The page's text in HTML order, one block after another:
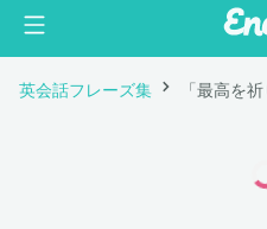
英会話フレーズ集